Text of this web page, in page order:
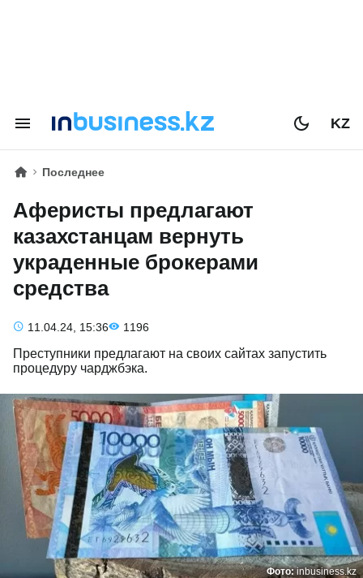
KZ
Последнее
Аферисты предлагают
казахстанцам вернуть
украденные брокерами
средства
11.04.24, 15:36 1196
Преступники предлагают на своих сайтах запустить
процедуру чарджбэка.
Фото:inbusiness.kz